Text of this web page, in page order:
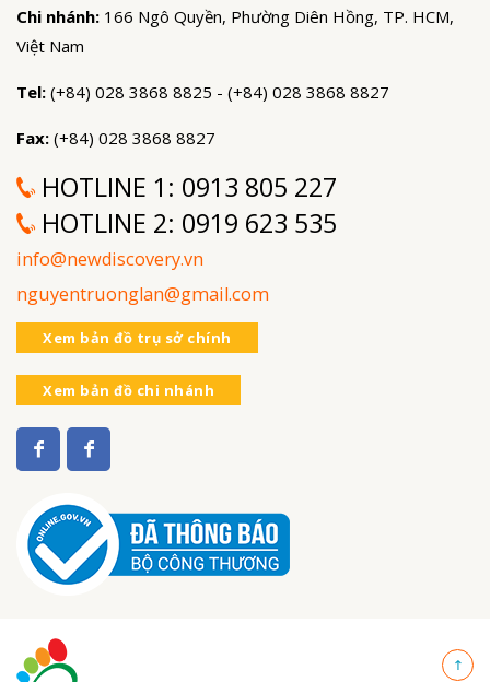
Chi nhánh: 166 Ngô Quyền, Phường Diên Hồng, TP. HCM,
Việt Nam
Tel: (+84) 028 3868 8825 - (+84) 028 3868 8827
Fax: (+84) 028 3868 8827
HOTLINE 1: 0913 805 227
HOTLINE 2: 0919 623 535
info@newdiscovery.vn
nguyentruonglan@gmail.com
Xem bản đồ trụ sở chính
Xem bản đồ chi nhánh